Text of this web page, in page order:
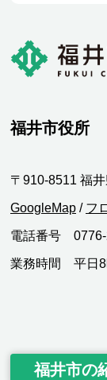
福井市役所
〒910-8511 福
GoogleMap / フ
電話番号 0776-
業務時間 平日8
福井市の